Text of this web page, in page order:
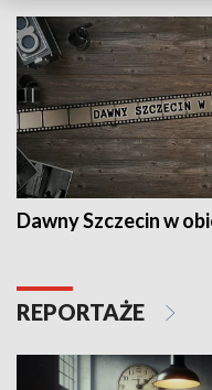
Dawny Szczecin w
REPORTAŻE